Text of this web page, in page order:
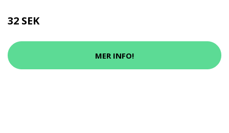
32 SEK
MER INFO!